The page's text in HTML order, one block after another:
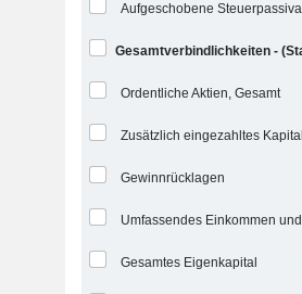
Ordentliche Aktien, Gesamt
Zusätzlich eingezahltes Kapital
Gewinnrücklagen
Gesamtes Eigenkapital